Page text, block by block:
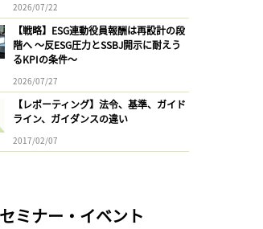
2026/07/22
【戦略】ESG連動役員報酬は再設計の段
階へ 〜反ESG圧力とSSBJ開示に耐えう
るKPIの条件〜
2026/07/27
【レポーティング】法令、基準、ガイド
ライン、ガイダンスの違い
2017/02/07
ミナー・イベント